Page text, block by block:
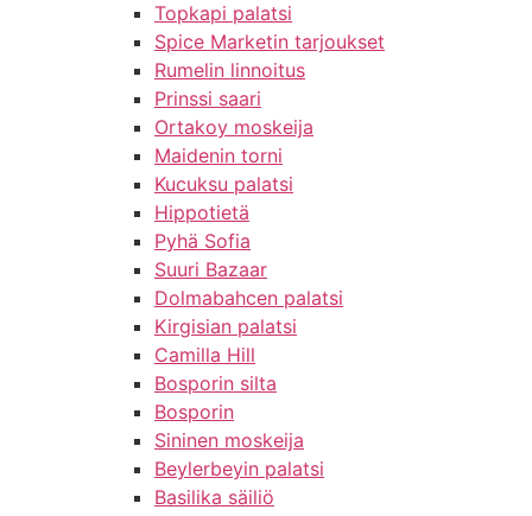
Topkapi palatsi
Spice Marketin tarjoukset
Rumelin linnoitus
Prinssi saari
Ortakoy moskeija
Maidenin torni
Kucuksu palatsi
Hippotietä
Pyhä Sofia
Suuri Bazaar
Dolmabahcen palatsi
Kirgisian palatsi
Camilla Hill
Bosporin silta
Bosporin
Sininen moskeija
Beylerbeyin palatsi
Basilika säiliö